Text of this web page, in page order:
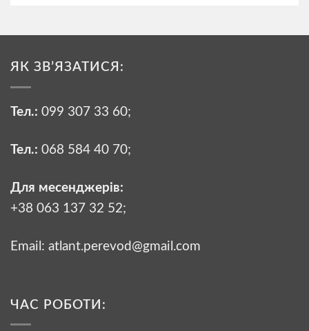
ЯК ЗВ’ЯЗАТИСЯ:
Тел.: 099 307 33 60;
Тел.: 068 584 40 70;
Для месенджерів:
+38 063 137 32 52;
Email: atlant.perevod@gmail.com
ЧАС РОБОТИ: